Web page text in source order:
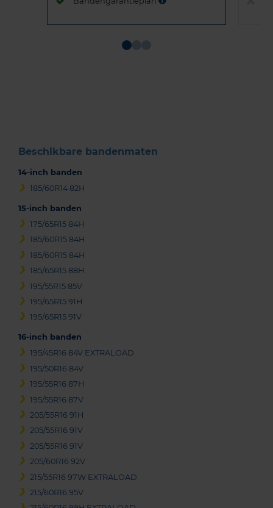
Beschikbare bandenmaten
14-inch banden
185/60R14 82H
15-inch banden
175/65R15 84H
185/60R15 84H
185/60R15 84H
185/65R15 88H
195/55R15 85V
195/65R15 91H
195/65R15 91V
16-inch banden
195/45R16 84V EXTRALOAD
195/50R16 84V
195/55R16 87H
195/55R16 87V
205/55R16 91H
205/55R16 91V
205/55R16 91V
205/60R16 92V
215/55R16 97W EXTRALOAD
215/60R16 95V